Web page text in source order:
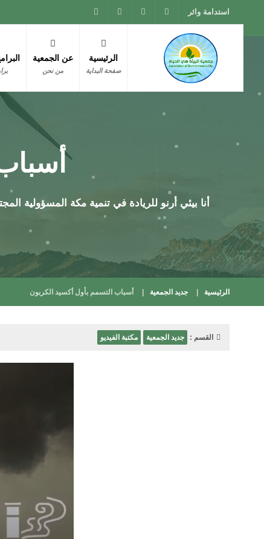
استدامة واثر
الرئيسية
صفحة البداية
عن الجمعية
من نحن
أنا بيئي أرنو للريادة في تنمية مكة المسؤولية
الرئيسية جديد الجمعية أسباب التسمم بأول أكسيد الكربون
القسم : جديد الجمعية مكتبة الفيديو